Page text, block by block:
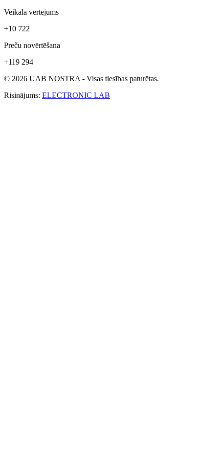
Veikala vērtējums
+10 722
Preču novērtēšana
+119 294
© 2026 UAB NOSTRA - Visas tiesības paturētas.
Risinājums: ELECTRONIC LAB